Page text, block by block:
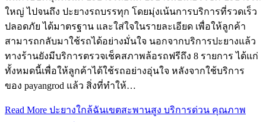
ใหญ่ ไปจนถึง ปะยางรถบรรทุก โดยมุ่งเน้นการบริการที่รวดเร็ว
ปลอดภัย ได้มาตรฐาน และใส่ใจในรายละเอียด เพื่อให้ลูกค้า
สามารถกลับมาใช้รถได้อย่างมั่นใจ นอกจากบริการปะยางแล้ว
ทางร้านยังมีบริการตรวจเช็คสภาพล้อรถฟรีถึง 8 รายการ ได้แก่
ทั้งหมดนี้เพื่อให้ลูกค้าได้ใช้รถอย่างอุ่นใจ หลังจากใช้บริการ
ของ payangrod แล้ว สิ่งที่ทำให้…
Read More ปะยางใกล้ฉันเขตสะพานสูง บริการด่วน คุณภาพ